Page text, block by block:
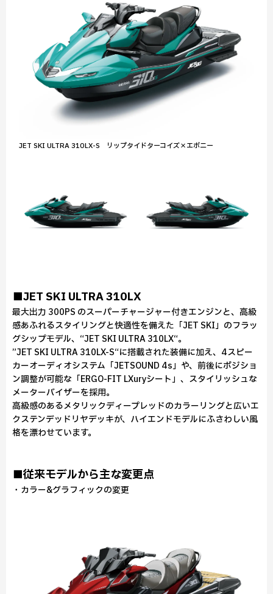
JET SKI ULTRA 310LX-S リップタイドターコイズ×エボニー
■JET SKI ULTRA 310LX
最大出力 300PS のスーパーチャージャー付きエンジンと、高級
感あふれるスタイリングと快適性を備えた「JET SKI」のフラッ
グシップモデル、“JET SKI ULTRA 310LX“。
”JET SKI ULTRA 310LX-S“に搭載された装備に加え、4スピー
カーオーディオシステム「JETSOUND 4s」や、前後にポジショ
ン調整が可能な「ERGO-FIT LXuryシート」、スタイリッシュな
メーターバイザーを採用。
高級感のあるメタリックディープレッドのカラーリングと広いエ
クステンデッドリヤデッキが、ハイエンドモデルにふさわしい風
格を漂わせています。
■従来モデルから主な変更点
・カラー&グラフィックの変更